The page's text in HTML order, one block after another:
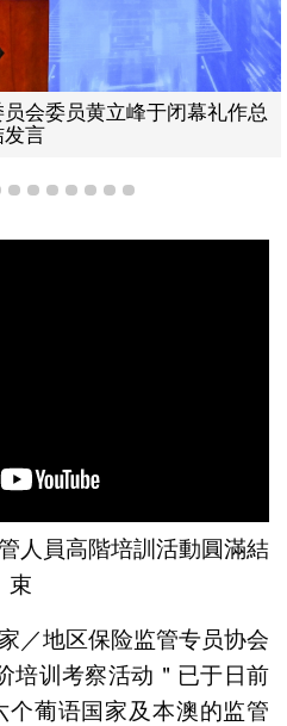
会委员黄立峰于闭幕礼作总
发言
7 8 9 10111213
人員高階培訓活動圓滿結
束
／地区保险监管专员协会
培训考察活动＂已于日前
个葡语国家及本澳的监管